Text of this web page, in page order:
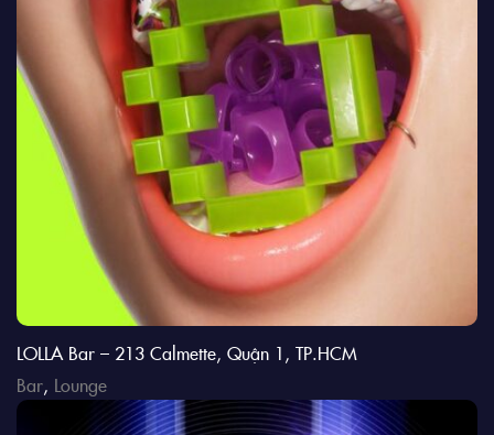
LOLLA Bar – 213 Calmette, Quận 1, TP.HCM
Bar, Lounge